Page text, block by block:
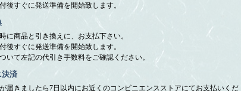
後すぐに発送準備を開始致します。
に商品と引き換えに、お支払下さい。
後すぐに発送準備を開始致します。
いて左記の代引き手数料をご確認ください。
決済
届きましたら7日以内にお近くのコンビニエンスストアにてお支払いくだ